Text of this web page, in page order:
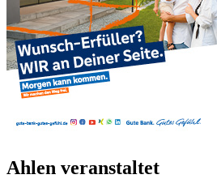
Ahlen veranstaltet